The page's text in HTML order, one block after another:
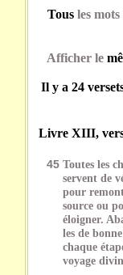
Tous les
Afficher le
Il y a 24
Livre XIII,
45 Toutes les
servent de
pour
source ou
éloigner.
les de
chaque
voyage